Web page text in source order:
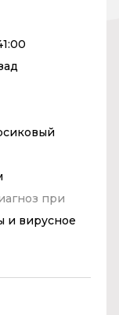
при
и вирусное